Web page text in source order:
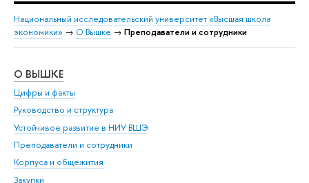
Национальный исследовательский университет «Высшая школа
экономики» → О Вышке → Преподаватели и сотрудники
О ВЫШКЕ
Цифры и факты
Руководство и структура
Устойчивое развитие в НИУ ВШЭ
Преподаватели и сотрудники
Корпуса и общежития
Закупки